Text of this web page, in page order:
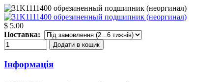
$ 5.00
Поставка:
Додати в кошик
Інформація